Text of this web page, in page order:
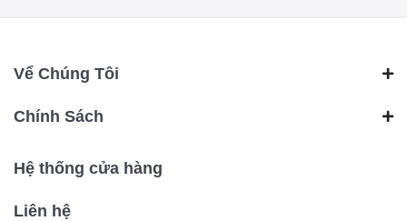
Vể Chúng Tôi
Chính Sách
Hệ thống cửa hàng
Liên hệ